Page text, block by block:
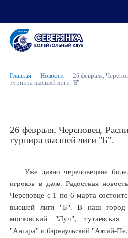
Главная Новости
26 февраля,
турнира высшей лиги "Б".
26 февраля, Череповец.
турнира высшей лиги "Б".
Уже давно череповецкие
игроков в деле. Радостная
Череповце с 1 по 6 марта
высшей лиги "Б". В наш город
московский "Луч", тутаевская
"Ангара" и барнаульский "Алтай-